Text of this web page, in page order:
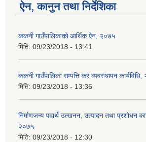
ऐन, कानुन तथा निर्देशिका
ककनी गाउँपालिकाको आर्थिक ऐन, २०७५
मिति: 09/23/2018 - 13:41
ककनी गाउँपालिका सम्पत्ति कर व्यवस्थापन
मिति: 09/23/2018 - 13:36
निर्माणजन्य पदार्थ उत्खनन, उत्पादन तथा प्रशोधन
२०७५
मिति: 09/23/2018 - 12:30